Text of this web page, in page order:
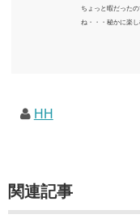
ちょっと暇だった
ね・・・秘かに楽
HH
関連記事